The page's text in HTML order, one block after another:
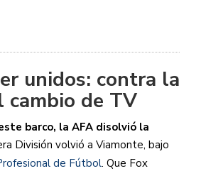
unidos: contra la
cambio de TV
barco, la AFA disolvió la
División volvió a Viamonte, bajo
de Fútbol. Que Fox